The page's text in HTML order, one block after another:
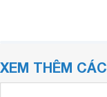
XEM THÊM